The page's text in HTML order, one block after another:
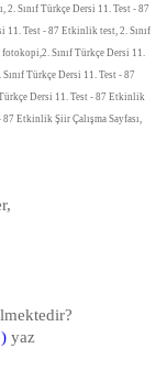
2. Sınıf Türkçe Dersi 11. Test - 87
11. Test - 87 Etkinlik test, 2. Sınıf
Sınıf Türkçe Dersi 11.
Türkçe Dersi 11. Test - 87
Dersi 11. Test - 87 Etkinlik
Etkinlik Şiir Çalışma Sayfası,
yaz